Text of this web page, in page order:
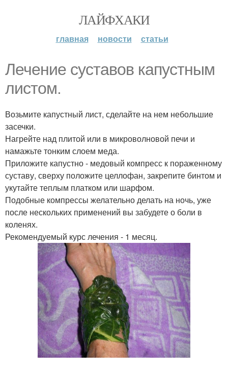
ЛАЙФХАКИ
главная новости статьи
Лечение суставов капустным
листом.
Возьмите капустный лист, сделайте на нем небольшие
засечки.
Нагрейте над плитой или в микроволновой печи и
намажьте тонким слоем меда.
Приложите капустно - медовый компресс к пораженному
суставу, сверху положите целлофан, закрепите бинтом и
укутайте теплым платком или шарфом.
Подобные компрессы желательно делать на ночь, уже
после нескольких применений вы забудете о боли в
коленях.
Рекомендуемый курс лечения - 1 месяц.